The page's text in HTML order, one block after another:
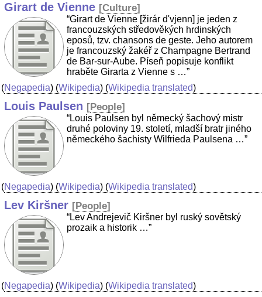
Girart de Vienne [Culture]
“Girart de Vienne [žirár d'vjenn] je jeden z
francouzských středověkých hrdinských
eposů, tzv. chansons de geste. Jeho autorem
je francouzský žakéř z Champagne Bertrand
de Bar-sur-Aube. Píseň popisuje konflikt
hraběte Girarta z Vienne s …”
(Negapedia) (Wikipedia) (Wikipedia translated)
Louis Paulsen [People]
“Louis Paulsen byl německý šachový mistr
druhé poloviny 19. století, mladší bratr jiného
německého šachisty Wilfrieda Paulsena …”
(Negapedia) (Wikipedia) (Wikipedia translated)
Lev Kiršner [People]
“Lev Andrejevič Kiršner byl ruský sovětský
prozaik a historik …”
(Negapedia) (Wikipedia) (Wikipedia translated)